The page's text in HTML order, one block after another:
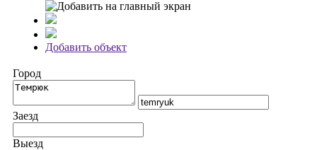
Добавить объект
Город
Заезд
Выезд